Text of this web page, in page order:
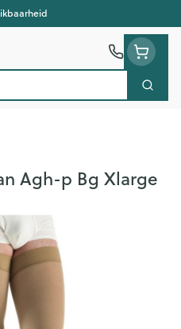
Zoek
Agh-p Bg Xlarge